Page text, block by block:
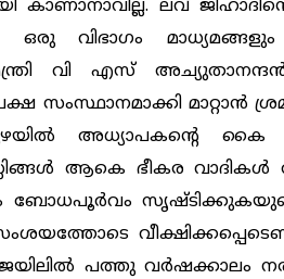
കാണാനാവില്ല. ലവ്
വിഭാഗം
വി എസ്‌
സംസ്ഥാനമാക്കി മാറ്റാന്‍
അധ്യാപകന്റെ കൈ
ആകെ ഭീകര
പത്തു വര്‍ഷക്കാലം